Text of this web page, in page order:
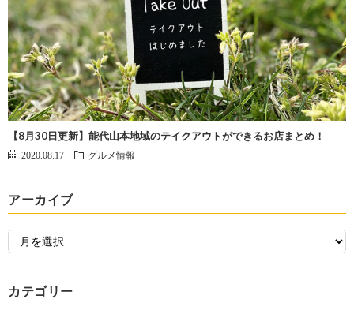
【8月30日更新】能代山本地域のテイクアウトができるお店まとめ！
2020.08.17 グルメ情報
アーカイブ
カテゴリー